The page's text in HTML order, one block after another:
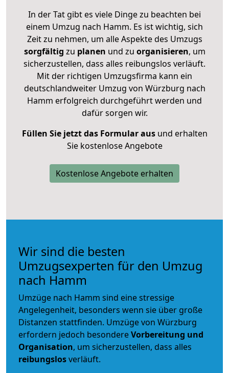
In der Tat gibt es viele Dinge zu beachten bei
einem Umzug nach Hamm. Es ist wichtig, sich
Zeit zu nehmen, um alle Aspekte des Umzugs
sorgfältig zu planen und zu organisieren, um
sicherzustellen, dass alles reibungslos verläuft.
Mit der richtigen Umzugsfirma kann ein
deutschlandweiter Umzug von Würzburg nach
Hamm erfolgreich durchgeführt werden und
dafür sorgen wir.
Füllen Sie jetzt das Formular ausund erhalten
Sie kostenlose Angebote
Kostenlose Angebote erhalten
Wir sind die besten
Umzugsexperten für den Umzug
nach Hamm
Umzüge nach Hamm sind eine stressige
Angelegenheit, besonders wenn sie über große
Distanzen stattfinden. Umzüge von Würzburg
erfordern jedoch besondereVorbereitung und
Organisation, um sicherzustellen, dass alles
reibungslosverläuft.